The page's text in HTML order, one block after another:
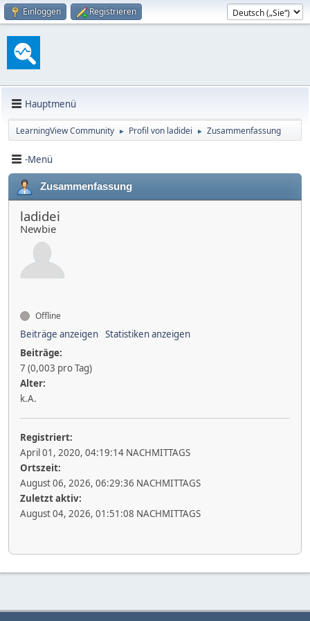
Einloggen Registrieren
Hauptmenü
LearningView Community ► Profil von ladidei ► Zusammenfassung
-Menü
Zusammenfassung
ladidei
Newbie
Offline
Beiträge anzeigen Statistiken anzeigen
Beiträge:
7 (0,003 pro Tag)
Alter:
k.A.
Registriert:
April 01, 2020, 04:19:14 NACHMITTAGS
Ortszeit:
August 06, 2026, 06:29:36 NACHMITTAGS
Zuletzt aktiv:
August 04, 2026, 01:51:08 NACHMITTAGS